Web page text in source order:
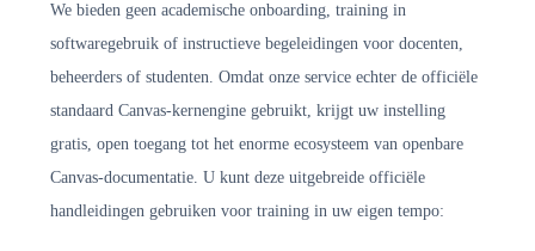
We bieden geen academische onboarding, training in
softwaregebruik of instructieve begeleidingen voor docenten,
beheerders of studenten. Omdat onze service echter de officiële
standaard Canvas-kernengine gebruikt, krijgt uw instelling
gratis, open toegang tot het enorme ecosysteem van openbare
Canvas-documentatie. U kunt deze uitgebreide officiële
handleidingen gebruiken voor training in uw eigen tempo: